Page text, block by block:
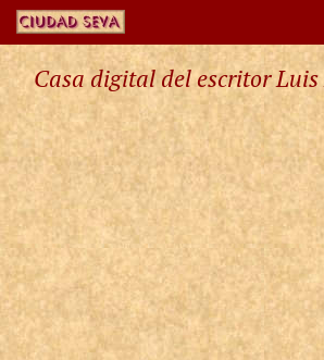
Casa digital del escritor Luis